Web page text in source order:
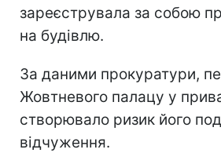
зареєструвала за собою
на будівлю.
За даними прокуратури,
Жовтневого палацу у
створювало ризик його
відчуження.